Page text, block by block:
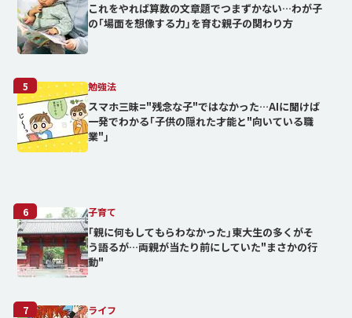
これをやれば算数の文章題でつまずかない…わが子
の｢場面を想像する力｣を育む親子の関わり方
5 勉強法
スマホ三昧="残念な子"ではなかった…AIに聞けば
一発でわかる｢子供の隠れた才能と"向いている職
業"｣
6 子育て
｢親に何もしてもらわなかった｣東大生の多くがそ
う語るが…両親が当たり前にしていた"まさかの行
動"
7 ライフ